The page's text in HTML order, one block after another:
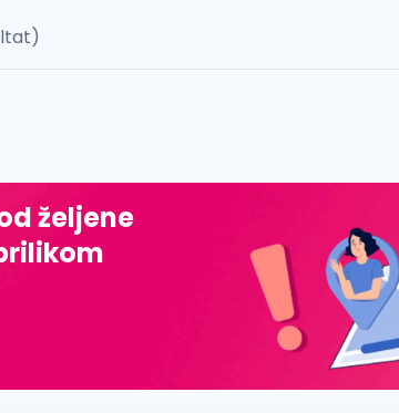
đ, ž, dž)
željene